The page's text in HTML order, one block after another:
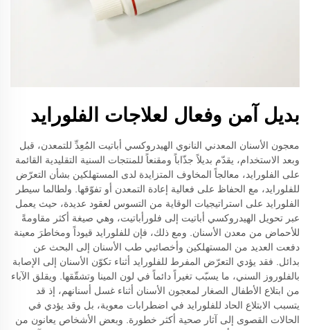
بديل آمن وفعال لعلاجات الفلورايد
معجون الأسنان المعدني النانوي الهيدروكسي أباتيت المُعِدِّ للتمعدن، قبل
وبعد الاستخدام، يقدّم بديلاً جذّاباً ومقنعاً للمنتجات السنية التقليدية القائمة
على الفلورايد، معالجاً المخاوف المتزايدة لدى المستهلكين بشأن التعرّض
للفلورايد، مع الحفاظ على فعالية إعادة التمعدن أو تفوّقها. ولطالما سيطر
الفلورايد على استراتيجيات الوقاية من التسوس لعقود عديدة، حيث يعمل
عبر تحويل الهيدروكسي أباتيت إلى فلورأباتيت، وهي صيغة أكثر مقاومةً
للأحماض من معدن الأسنان. ومع ذلك، فإن للفلورايد قيوداً ومخاطرَ معينة
دفعت العديد من المستهلكين وأخصائيي طب الأسنان إلى البحث عن
بدائل. فقد يؤدي التعرّض المفرط للفلورايد أثناء تكوّن الأسنان إلى الإصابة
بالفلوروز السني، ما يسبّب تغيراً دائماً في لون المينا وتشقّقها. ويقلق الآباء
من ابتلاع الأطفال الصغار لمعجون الأسنان أثناء غسل أسنانهم، إذ قد
يتسبب الابتلاع الحاد للفلورايد في اضطرابات معوية، بل وقد يؤدي في
الحالات القصوى إلى آثار صحية أكثر خطورة. وبعض الأشخاص يعانون من